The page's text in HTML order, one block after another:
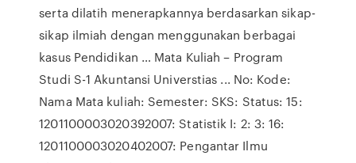
serta dilatih menerapkannya berdasarkan sikap-
sikap ilmiah dengan menggunakan berbagai
kasus Pendidikan … Mata Kuliah – Program
Studi S-1 Akuntansi Universtias ... No: Kode:
Nama Mata kuliah: Semester: SKS: Status: 15:
1201100003020392007: Statistik I: 2: 3: 16:
1201100003020402007: Pengantar Ilmu